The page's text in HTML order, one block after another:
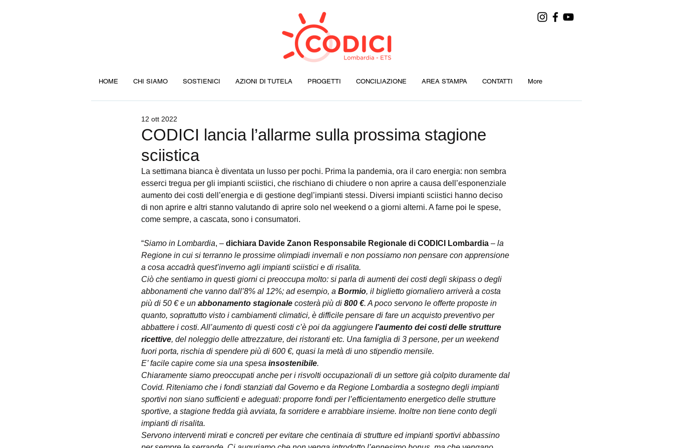
HOME CHI SIAMO SOSTIENICI AZIONI DI TUTELA PROGETTI CONCILIAZIONE AREA STAMPA CONTATTI More
CODICI lancia l’allarme sulla prossima stagione
sciistica
12 ott 2022
La settimana bianca è diventata un lusso per pochi. Prima la pandemia, ora il caro energia: non sembra
esserci tregua per gli impianti sciistici, che rischiano di chiudere o non aprire a causa dell’esponenziale
aumento dei costi dell’energia e di gestione degl’impianti stessi. Diversi impianti sciistici hanno deciso
di non aprire e altri stanno valutando di aprire solo nel weekend o a giorni alterni. A farne poi le spese,
come sempre, a cascata, sono i consumatori.
“Siamo in Lombardia, – dichiara Davide Zanon Responsabile Regionale di CODICI Lombardia – la
Regione in cui si terranno le prossime olimpiadi invernali e non possiamo non pensare con apprensione
a cosa accadrà quest’inverno agli impianti sciistici e di risalita.
Ciò che sentiamo in questi giorni ci preoccupa molto: si parla di aumenti dei costi degli skipass o degli
abbonamenti che vanno dall’8% al 12%; ad esempio, a Bormio, il biglietto giornaliero arriverà a costa
più di 50 € e un abbonamento stagionale costerà più di 800 €. A poco servono le offerte proposte in
quanto, soprattutto visto i cambiamenti climatici, è difficile pensare di fare un acquisto preventivo per
abbattere i costi. All’aumento di questi costi c’è poi da aggiungere l’aumento dei costi delle strutture
ricettive, del noleggio delle attrezzature, dei ristoranti etc. Una famiglia di 3 persone, per un weekend
fuori porta, rischia di spendere più di 600 €, quasi la metà di uno stipendio mensile.
E’ facile capire come sia una spesa insostenibile.
Chiaramente siamo preoccupati anche per i risvolti occupazionali di un settore già colpito duramente dal
Covid. Riteniamo che i fondi stanziati dal Governo e da Regione Lombardia a sostegno degli impianti
sportivi non siano sufficienti e adeguati: proporre fondi per l’efficientamento energetico delle strutture
sportive, a stagione fredda già avviata, fa sorridere e arrabbiare insieme. Inoltre non tiene conto degli
impianti di risalita.
Servono interventi mirati e concreti per evitare che centinaia di strutture ed impianti sportivi abbassino